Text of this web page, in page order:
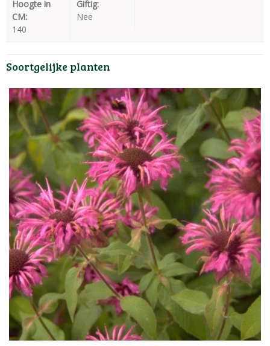
Hoogte in
CM:
140
Giftig:
Nee
Soortgelijke planten